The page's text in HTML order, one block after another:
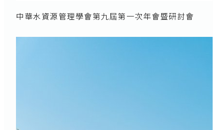
中華水資源管理學會第九屆第一次年會暨研討會